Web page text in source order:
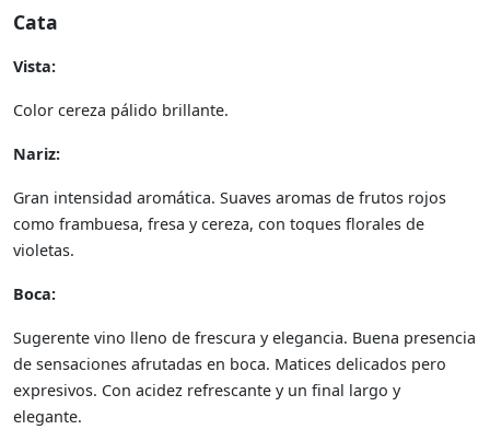
Cata
Vista:
Color cereza pálido brillante.
Nariz:
Gran intensidad aromática. Suaves aromas de frutos rojos
como frambuesa, fresa y cereza, con toques florales de
violetas.
Boca:
Sugerente vino lleno de frescura y elegancia. Buena presencia
de sensaciones afrutadas en boca. Matices delicados pero
expresivos. Con acidez refrescante y un final largo y
elegante.